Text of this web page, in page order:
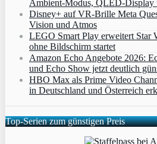
Ambient‑Modus, QLED‑Display
Disney+ auf VR-Brille Meta
Vision und Atmos
LEGO Smart Play erweitert Star
ohne Bildschirm startet
Amazon Echo Angebote 2026:
und Echo Show jetzt deutlich
HBO Max als Prime Video
in Deutschland und Österreich
Top-Serien zum günstigen Preis